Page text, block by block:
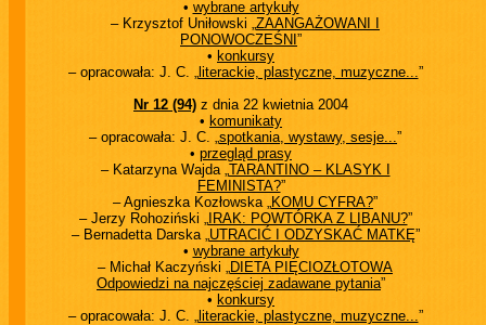
• wybrane artykuły
– Krzysztof Uniłowski „ZAANGAŻOWANI I
PONOWOCZEŚNI ”
• konkursy
– opracowała: J. C. „literackie, plastyczne, muzyczne...”
Nr 12 (94) z dnia 22 kwietnia 2004
• komunikaty
– opracowała: J. C. „spotkania, wystawy, sesje...”
• przegląd prasy
– Katarzyna Wajda „TARANTINO – KLASYK I
FEMINISTA?”
– Agnieszka Kozłowska „KOMU CYFRA?”
– Jerzy Rohoziński „IRAK: POWTÓRKA Z LIBANU?”
– Bernadetta Darska „UTRACIĆ I ODZYSKAĆ MATKĘ”
• wybrane artykuły
– Michał Kaczyński „DIETA PIĘCIOZŁOTOWA
Odpowiedzi na najczęściej zadawane pytania”
• konkursy
– opracowała: J. C. „literackie, plastyczne, muzyczne...”